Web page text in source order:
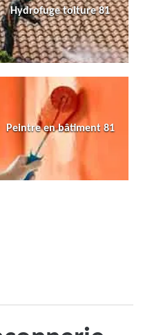
Hydrofuge toiture 81
Peintre en bâtiment 81